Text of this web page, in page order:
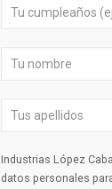
Industrias López
datos personales